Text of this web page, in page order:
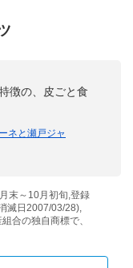
徴の、皮ごと食
ネと瀬戸ジャ
末～10月初旬,登録
滅日2007/03/28),
合の独自商標で、